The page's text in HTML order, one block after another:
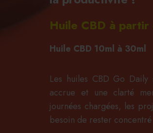
Huile CBD à
Huile CBD 10ml à 30ml
Les huiles CBD Go
accrue et une clarté
journées chargées, les
besoin de rester